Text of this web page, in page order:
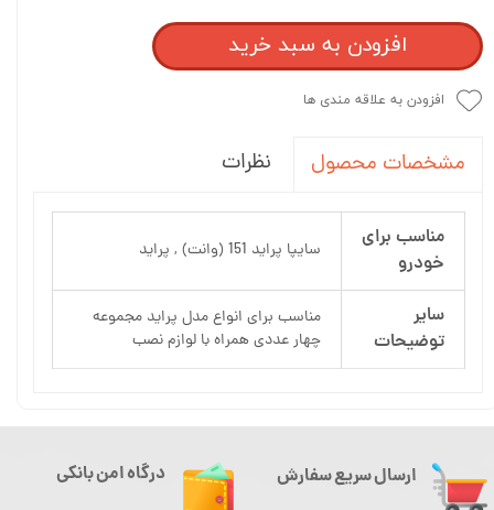
افزودن به سبد خرید
افزودن به علاقه مندی ها
مشخصات محصول نظرات
مناسب برای
خودرو
سایپا پراید 151 (وانت) , پراید
سایر
توضیحات
مناسب برای انواع مدل پراید مجموعه
چهار عددی همراه با لوازم نصب
ارسال سریع سفارش درگاه امن بانکی